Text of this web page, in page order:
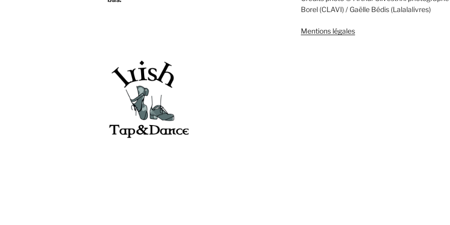
Borel (CLAVI) / Gaëlle Bédis (Lalalalivres)
Mentions légales